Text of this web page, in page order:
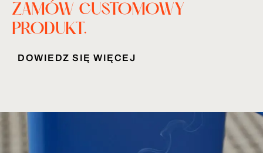
ZAMÓW CUSTOMOWY
PRODUKT.
DOWIEDZ SIĘ WIĘCEJ